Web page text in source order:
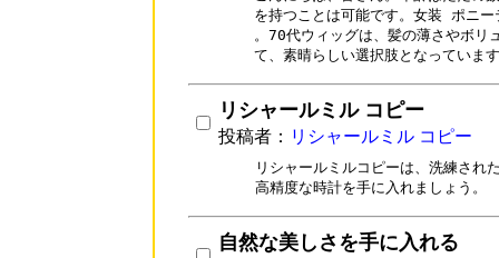
を持つことは可能です。女装 ポニ
。70代ウィッグは、髪の薄さやボリ
て、素晴らしい選択肢となっていま
リシャールミル コピー
投稿者： リシャールミル コピー
リシャールミルコピーは、洗練され
高精度な時計を手に入れましょう。
自然な美しさを手に入れる